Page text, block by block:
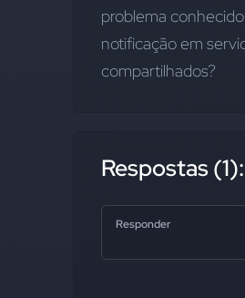
problema
notificação em
compartilhados?
Respostas (1):
Responder